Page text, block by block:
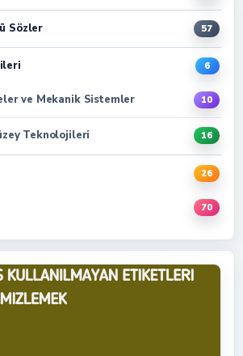
Sözler 57
6
ve Mekanik Sistemler 10
Teknolojileri 16
26
70